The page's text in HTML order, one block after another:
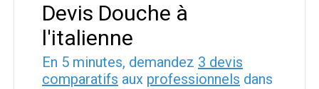
Devis Douche à
l'italienne
En 5 minutes, demandez 3 devis
comparatifs aux professionnels dans